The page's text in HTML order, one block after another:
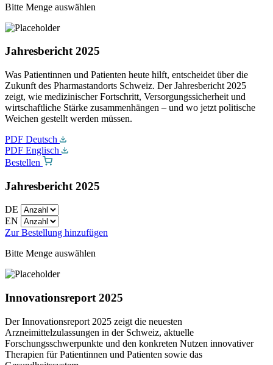
Bitte Menge auswählen
Jahresbericht 2025
Was Patientinnen und Patienten heute hilft, entscheidet über die
Zukunft des Pharmastandorts Schweiz. Der Jahresbericht 2025
zeigt, wie medizinischer Fortschritt, Versorgungssicherheit und
wirtschaftliche Stärke zusammenhängen – und wo jetzt politische
Weichen gestellt werden müssen.
PDF Deutsch
PDF Englisch
Bestellen
Jahresbericht 2025
DE
EN
Zur Bestellung hinzufügen
Bitte Menge auswählen
Innovationsreport 2025
Der Innovationsreport 2025 zeigt die neuesten
Arzneimittelzulassungen in der Schweiz, aktuelle
Forschungsschwerpunkte und den konkreten Nutzen innovativer
Therapien für Patientinnen und Patienten sowie das